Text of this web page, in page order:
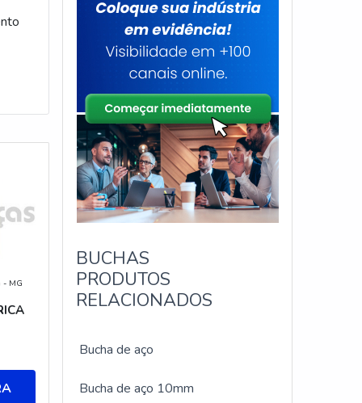
- MG
BUCHAS
PRODUTOS
RELACIONADOS
Bucha de aço
Bucha de aço 10mm